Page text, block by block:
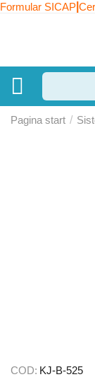
Formular SICAP
Pagina start /
COD: KJ-B-525